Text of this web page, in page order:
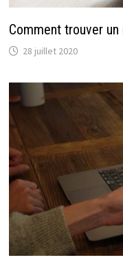
Comment trouver
28 juillet 2020